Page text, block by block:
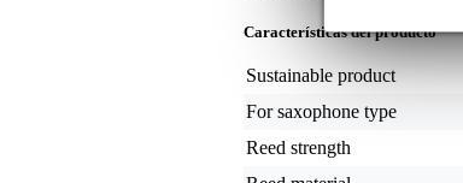
Características del producto
Sustainable product
For saxophone type
Reed strength